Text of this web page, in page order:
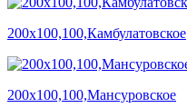
200х100,100,Камбулатовское
200х100,100,Мансуровское